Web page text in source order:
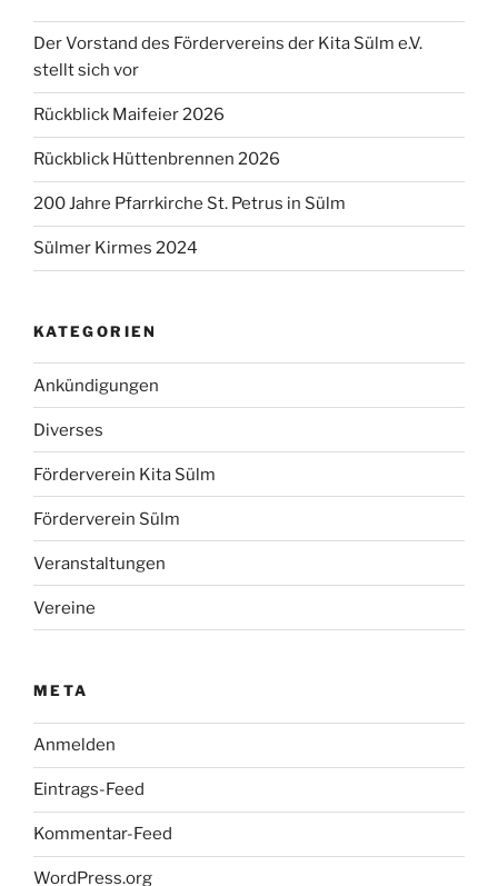
Der Vorstand des Fördervereins der Kita Sülm e.V.
stellt sich vor
Rückblick Maifeier 2026
Rückblick Hüttenbrennen 2026
200 Jahre Pfarrkirche St. Petrus in Sülm
Sülmer Kirmes 2024
KATEGORIEN
Ankündigungen
Diverses
Förderverein Kita Sülm
Förderverein Sülm
Veranstaltungen
Vereine
META
Anmelden
Eintrags-Feed
Kommentar-Feed
WordPress.org